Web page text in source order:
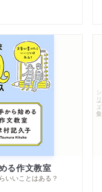
る作文教室
いいことはある？
シリーズ・全集